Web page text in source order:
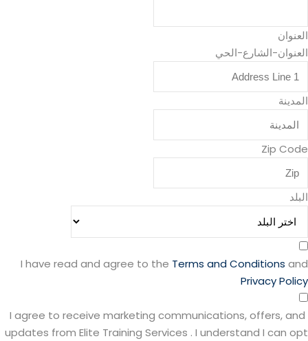
العنوان
العنوان-الشارع-الحي
المدينة
Zip Code
البلد
I have read and agree to the Terms and Conditions and
Privacy Policy
I agree to receive marketing communications, offers, and
updates from Elite Training Services . I understand I can opt